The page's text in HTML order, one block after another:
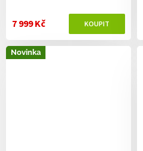
7 999 Kč
Novinka